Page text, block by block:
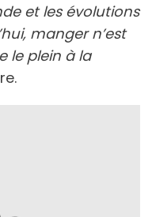
et les évolutions
manger n’est
le plein à la